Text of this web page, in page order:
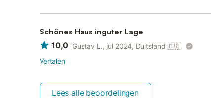
Schönes Haus inguter Lage
10,0 Gustav L., jul 2024, Duitsland 🇩🇪
Vertalen
Lees alle beoordelingen